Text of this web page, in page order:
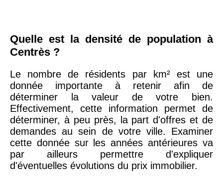
Quelle est la densité de population à
Centrès ?
Le nombre de résidents par km² est une
donnée importante à retenir afin de
déterminer la valeur de votre bien.
Effectivement, cette information permet de
déterminer, à peu près, la part d'offres et de
demandes au sein de votre ville. Examiner
cette donnée sur les années antérieures va
par ailleurs permettre d'expliquer
d'éventuelles évolutions du prix immobilier.